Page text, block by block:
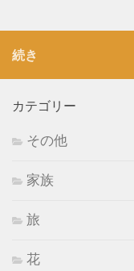
続き
カテゴリー
その他
家族
旅
花